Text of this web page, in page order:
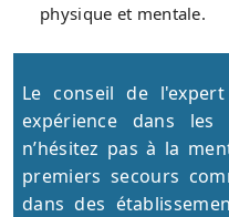
physique et mentale.
Le conseil de
expérience dans
n’hésitez pas à la
premiers secours
dans des